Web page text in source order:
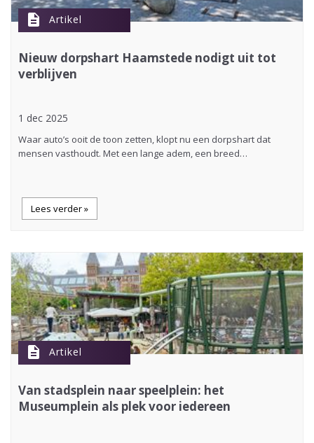
description Artikel
Nieuw dorpshart Haamstede nodigt uit tot
verblijven
1 dec 2025
Waar auto’s ooit de toon zetten, klopt nu een dorpshart dat
mensen vasthoudt. Met een lange adem, een breed…
Lees verder »
description Artikel
Van stadsplein naar speelplein: het
Museumplein als plek voor iedereen